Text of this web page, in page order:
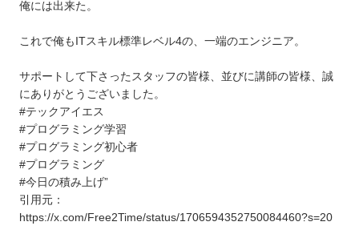
俺には出来た。
これで俺もITスキル標準レベル4の、一端のエンジニア。
サポートして下さったスタッフの皆様、並びに講師の皆様、誠
にありがとうございました。
#テックアイエス
#プログラミング学習
#プログラミング初心者
#プログラミング
#今日の積み上げ”
引用元：
https://x.com/Free2Time/status/1706594352750084460?s=20